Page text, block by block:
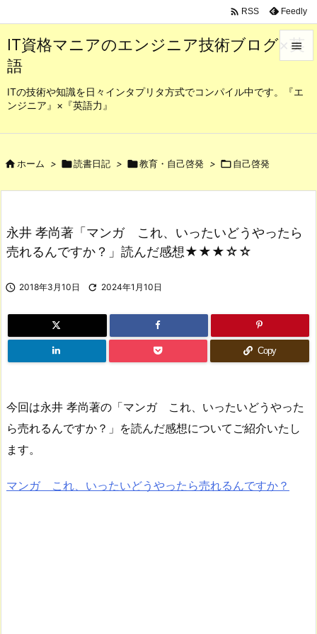
IT資格マニアのエンジニア技術ブログ×英
語
ITの技術や知識を日々インタプリタ方式でコンパイル中です。『エ
ンジニア』×『英語力』

メニュ
検索
 RSS Feedly
ホーム > 読書日記 > 教育・自己啓発 > 自己啓発
永井 孝尚著「マンガ これ、いったいどうやったら
売れるんですか？」読んだ感想★★★☆☆
 2018年3月10日  2024年1月10日
Copy
今回は永井 孝尚著の「マンガ これ、いったいどうやった
ら売れるんですか？」を読んだ感想についてご紹介いたし
ます。
マンガ これ、いったいどうやったら売れるんですか？